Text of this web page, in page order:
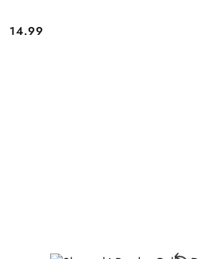
Cena:
14.99